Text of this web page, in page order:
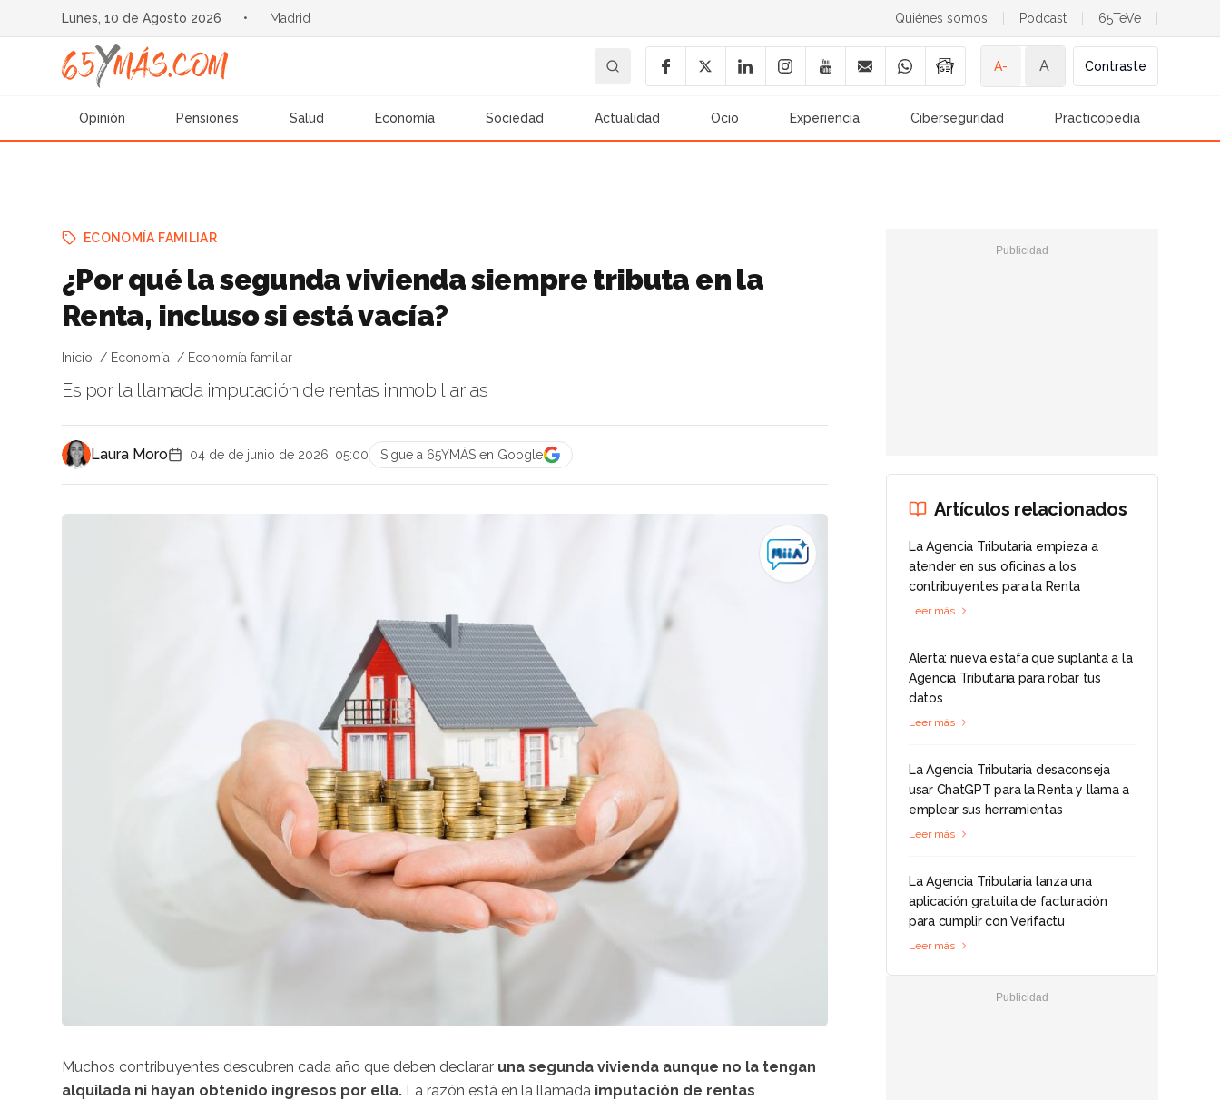
Lunes, 10 de Agosto 2026 • Madrid Quiénes somos Podcast 65TeVe
A- A Contraste
Opinión Pensiones Salud Economía Sociedad Actualidad Ocio Experiencia Ciberseguridad Practicopedia
ECONOMÍA FAMILIAR
¿Por qué la segunda vivienda siempre tributa en la
Renta, incluso si está vacía?
Inicio Economía Economía familiar
Es por la llamada imputación de rentas inmobiliarias
Laura Moro 04 de de junio de 2026, 05:00 Sigue a 65YMÁS en Google
Muchos contribuyentes descubren cada año que deben declarar una segunda vivienda aunque no la tengan
alquilada ni hayan obtenido ingresos por ella. La razón está en la llamada imputación de rentas
Artículos relacionados
La Agencia Tributaria empieza a
atender en sus oficinas a los
contribuyentes para la Renta
Leer más
Alerta: nueva estafa que suplanta a la
Agencia Tributaria para robar tus
datos
Leer más
La Agencia Tributaria desaconseja
usar ChatGPT para la Renta y llama a
emplear sus herramientas
Leer más
La Agencia Tributaria lanza una
aplicación gratuita de facturación
para cumplir con Verifactu
Leer más